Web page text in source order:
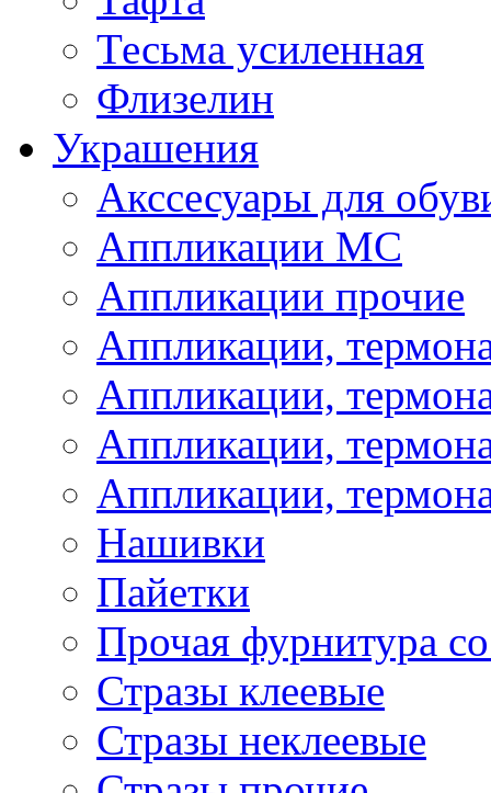
Тесьма усиленная
Флизелин
Украшения
Акссесуары для
Аппликации МС
Аппликации прочие
Аппликации,
Аппликации,
Аппликации,
Аппликации,
Нашивки
Пайетки
Прочая фурнитура
Стразы клеевые
Стразы неклеевые